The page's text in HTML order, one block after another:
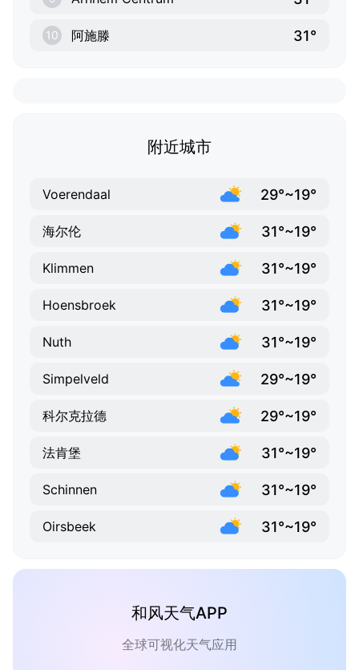
10 阿施滕 31°
附近城市
Voerendaal 29°~19°
海尔伦 31°~19°
Klimmen 31°~19°
Hoensbroek 31°~19°
Nuth 31°~19°
Simpelveld 29°~19°
科尔克拉德 29°~19°
法肯堡 31°~19°
Schinnen 31°~19°
Oirsbeek 31°~19°
和风天气APP
全球可视化天气应用